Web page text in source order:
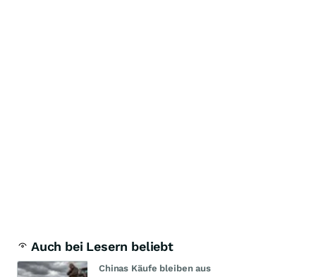
Auch bei Lesern beliebt
Chinas Käufe bleiben aus